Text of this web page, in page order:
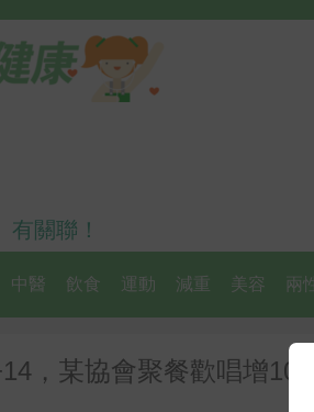
關聯！
中醫 飲食 運動 減重 美容 兩
，某協會聚餐歡唱增10